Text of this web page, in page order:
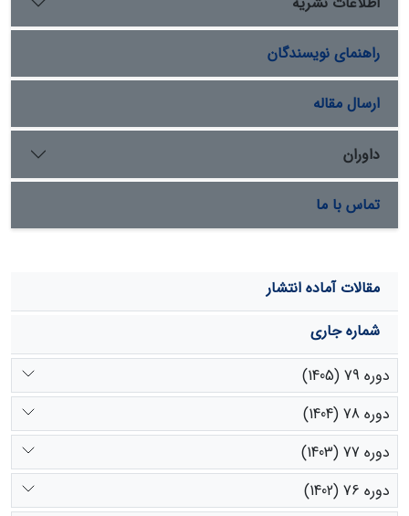
کشت تغییر چندانی در وسعت و یا تغییر آن‌ها ایجاد نخواهد
شد. به طور کلی بیشترین تغییرات کاربری در حاشیه جنگل و
حاشیه مرتع رخ داده است و هرچه از این حواشی فاصله
گرفته شود از میزان تغییرات کاسته می‌شود. نتایج این
پژوهش می تواند در برنامه­ریزی های آتی منطقه که با
تغییرات کاربری­/ پوشش مرتبط است مد نظر قرار گیرد.
راهنمای نویسندگان
ارسال مقاله
داوران
تماس با ما
مقالات آماده انتشار
شماره جاری
دوره 79 (1405)
دوره 78 (1404)
دوره 77 (1403)
دوره 76 (1402)